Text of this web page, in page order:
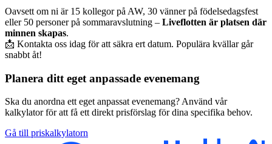
Oavsett om ni är 15 kollegor på AW, 30 vänner på födelsedagsfest
eller 50 personer på sommaravslutning – Liveflotten är platsen där
minnen skapas.
📩 Kontakta oss idag för att säkra ert datum. Populära kvällar går
snabbt åt!
Planera ditt eget anpassade evenemang
Ska du anordna ett eget anpassat evenemang? Använd vår
kalkylator för att få ett direkt prisförslag för dina specifika behov.
Gå till priskalkylatorn